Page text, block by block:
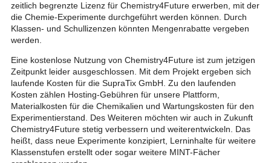
zeitlich begrenzte Lizenz für Chemistry4Future erwerben, mit der
die Chemie-Experimente durchgeführt werden können. Durch
Klassen- und Schullizenzen könnten Mengenrabatte vergeben
werden.
Eine kostenlose Nutzung von Chemistry4Future ist zum jetzigen
Zeitpunkt leider ausgeschlossen. Mit dem Projekt ergeben sich
laufende Kosten für die SupraTix GmbH. Zu den laufenden
Kosten zählen Hosting-Gebühren für unsere Plattform,
Materialkosten für die Chemikalien und Wartungskosten für den
Experimentierstand. Des Weiteren möchten wir auch in Zukunft
Chemistry4Future stetig verbessern und weiterentwickeln. Das
heißt, dass neue Experimente konzipiert, Lerninhalte für weitere
Klassenstufen erstellt oder sogar weitere MINT-Fächer